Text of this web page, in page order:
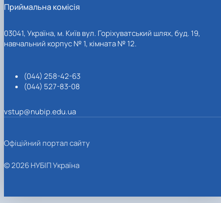
Приймальна комісія
03041, Україна, м. Київ вул. Горіхуватський шлях, буд. 19,
навчальний корпус № 1, кімната № 12.
(044) 258-42-63
(044) 527-83-08
vstup@nubip.edu.ua
Офіційний портал сайту
© 2026 НУБІП Україна